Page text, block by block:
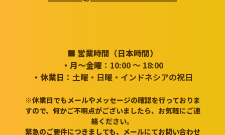
■ 営業時間（日本時間）
・月～金曜 ：10:00 ～ 18:00
・休業日 ：土曜・日曜・インドネシアの祝日
※休業日でもメールやメッセージの確認を行っておりま
すので、何かご不明点がございましたら、お気軽にご連
絡ください。
緊急のご要件につきましても、メールにてお問い合わせ